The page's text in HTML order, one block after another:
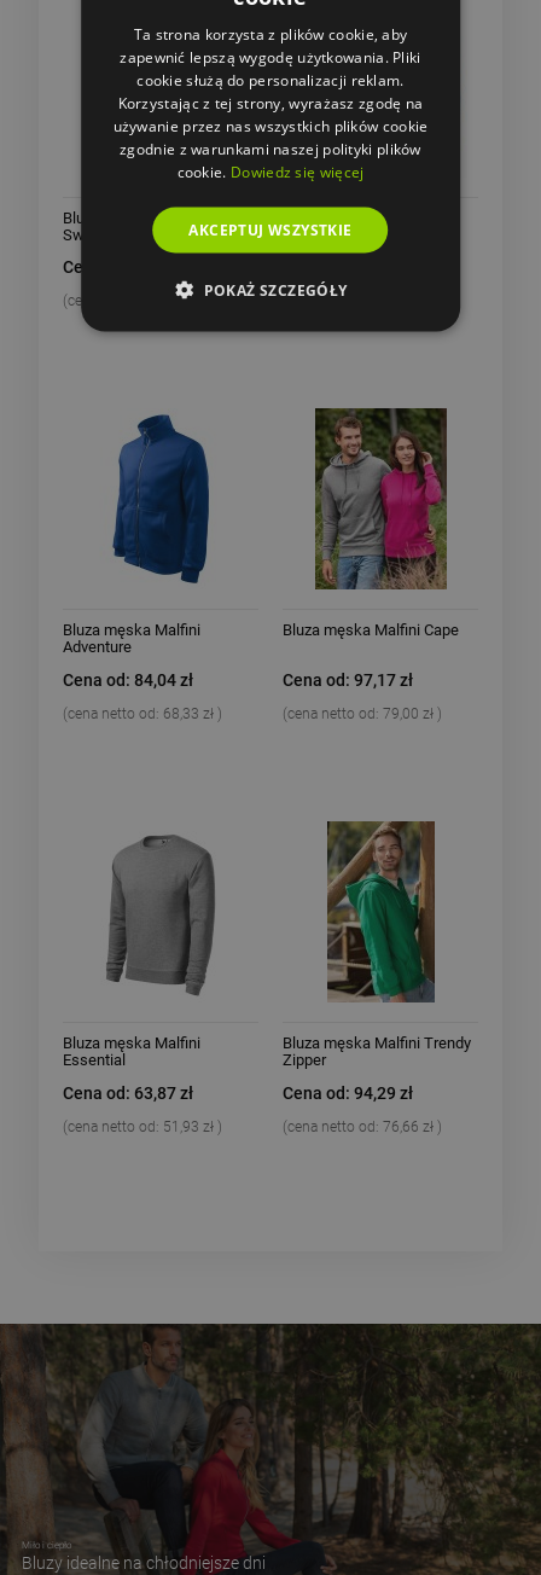
Bluza męska JHK Kangaroo
Sweatshirt
Cena od: 60,74 zł
(cena netto od: 49,38 zł )
Bluza męska JHK Unisex
Sweatshirt 290
(cena netto od:
Bluza męska Malfini
Adventure
Cena od: 84,04 zł
(cena netto od: 68,33 zł )
Bluza męska Malfini Cape
Cena od: 97,17 zł
(cena netto od: 79,00 zł )
Bluza męska Malfini
Essential
Cena od: 63,87 zł
(cena netto od: 51,93 zł )
Bluza męska Malfini Trendy
Zipper
Cena od: 94,29 zł
(cena netto od: 76,66 zł )
Miło i ciepło
Bluzy idealne na chłodniejsze dni
Ta strona korzysta z plików cookie, aby
zapewnić lepszą wygodę użytkowania. Pliki
cookie służą do personalizacji reklam.
Korzystając z tej strony, wyrażasz zgodę na
używanie przez nas wszystkich plików cookie
zgodnie z warunkami naszej polityki plików
cookie. Dowiedz się więcej
AKCEPTUJ WSZYSTKIE
POKAŻ SZCZEGÓŁY